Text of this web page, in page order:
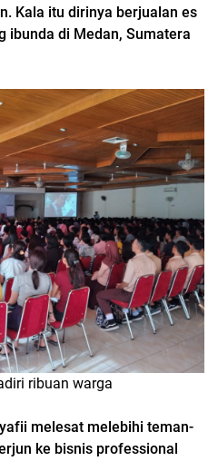
Kala itu dirinya berjualan es
ibunda di Medan, Sumatera
ribuan warga
melesat melebihi teman-
ke bisnis professional